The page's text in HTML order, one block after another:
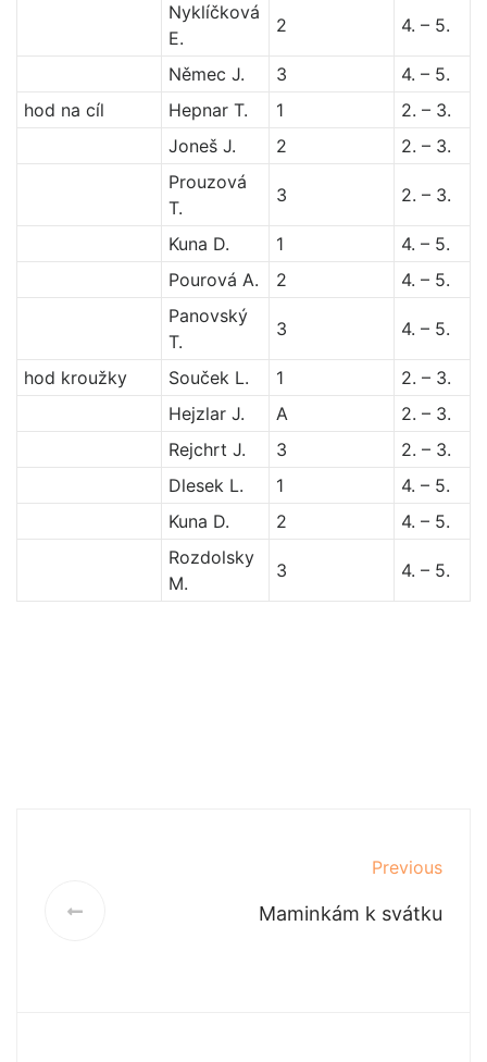
Nyklíčková
E.
2 4. – 5.
Němec J. 3
4. – 5.
hod na cíl
Hepnar T. 1
2. – 3.
Joneš J.
2
2. – 3.
Prouzová
T.
3 2. – 3.
Kuna D. 1
4. – 5.
Pourová A.
2
4. – 5.
Panovský
T.
3 4. – 5.
hod kroužky Souček L. 1
2. – 3.
Hejzlar J.
A
2. – 3.
Rejchrt J.
3
2. – 3.
Dlesek L.
1
4. – 5.
Kuna D.
2
4. – 5.
Rozdolsky
M.
3 4. – 5.
Previous
Maminkám k svátku